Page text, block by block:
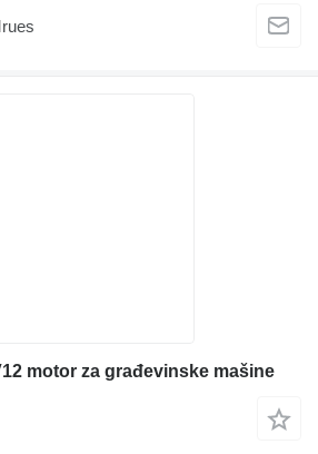
motor za građevinske mašine